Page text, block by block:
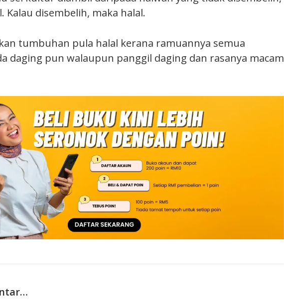
Kalau disembelih, maka halal.
tumbuhan pula halal kerana ramuannya semua
daging pun walaupun panggil daging dan rasanya macam